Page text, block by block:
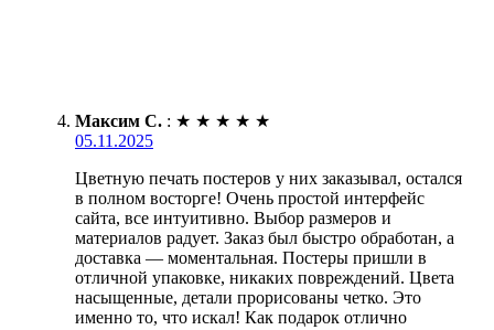
Максим С. : ★ ★ ★ ★ ★
05.11.2025
Цветную печать постеров у них заказывал, остался
в полном восторге! Очень простой интерфейс
сайта, все интуитивно. Выбор размеров и
материалов радует. Заказ был быстро обработан, а
доставка — моментальная. Постеры пришли в
отличной упаковке, никаких повреждений. Цвета
насыщенные, детали прорисованы четко. Это
именно то, что искал! Как подарок отлично